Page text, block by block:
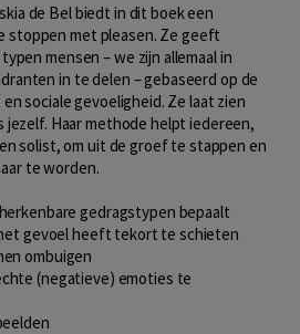
de Bel biedt in dit boek een
stoppen met pleasen. Ze geeft
mensen – we zijn allemaal in
in te delen – gebaseerd op de
sociale gevoeligheid. Ze laat zien
jezelf. Haar methode helpt iedereen,
solist, om uit de groef te stappen en
te worden.
gedragstypen bepaalt
gevoel heeft tekort te schieten
ombuigen
(negatieve) emoties te